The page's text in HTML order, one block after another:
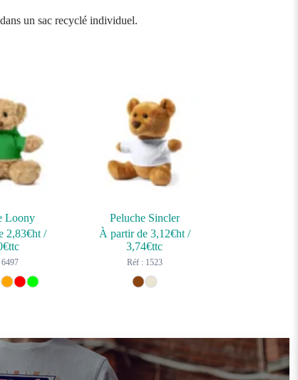
un sac recyclé individuel.
Loony
2,83€ht /
€ttc
Peluche Sincler
À partir de 3,12€ht/
3,74€ttc
Réf : 1523